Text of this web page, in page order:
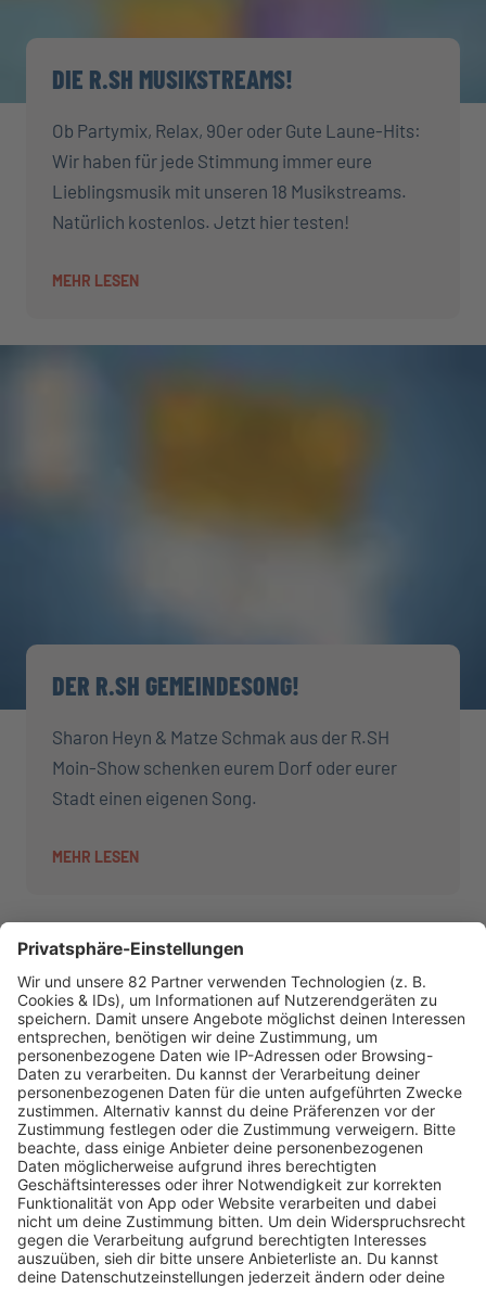
DIE R.SH MUSIKSTREAMS!
Ob Partymix, Relax, 90er oder Gute Laune-Hits:
Wir haben für jede Stimmung immer eure
Lieblingsmusik mit unseren 18 Musikstreams.
Natürlich kostenlos. Jetzt hier testen!
MEHR LESEN
DER R.SH GEMEINDESONG!
Sharon Heyn & Matze Schmak aus der R.SH
Moin-Show schenken eurem Dorf oder eurer
Stadt einen eigenen Song.
MEHR LESEN
AKTIONEN
R.SH hilft helfen-Stiftung!
AKTUELL
Aktuelles von den R.SH Schleswig-Holstein-Reportern
Jobbörse
MUSIK